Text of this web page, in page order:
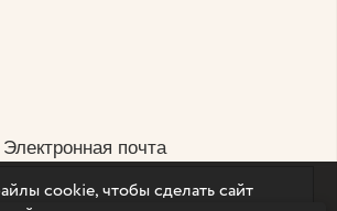
Электронная почта
cookie, чтобы сделать сайт